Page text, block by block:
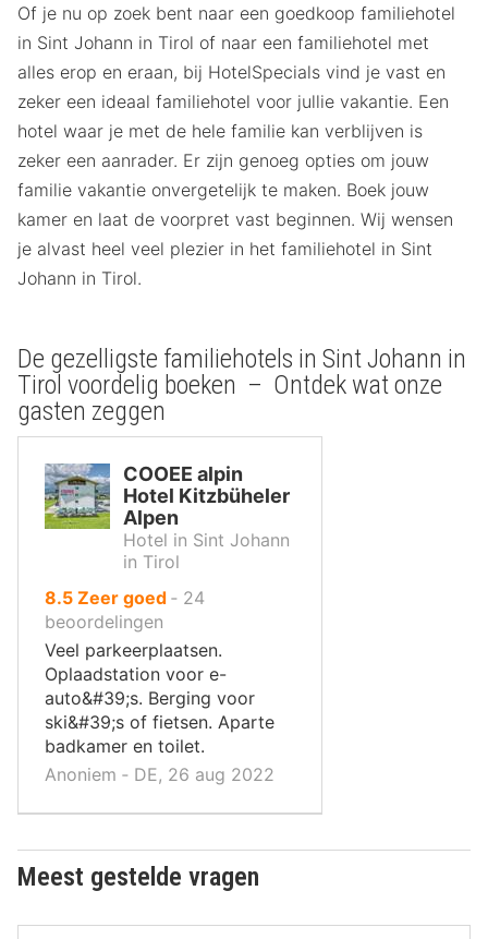
Of je nu op zoek bent naar een goedkoop familiehotel
in Sint Johann in Tirol of naar een familiehotel met
alles erop en eraan, bij HotelSpecials vind je vast en
zeker een ideaal familiehotel voor jullie vakantie. Een
hotel waar je met de hele familie kan verblijven is
zeker een aanrader. Er zijn genoeg opties om jouw
familie vakantie onvergetelijk te maken. Boek jouw
kamer en laat de voorpret vast beginnen. Wij wensen
je alvast heel veel plezier in het familiehotel in Sint
Johann in Tirol.
De gezelligste familiehotels in Sint Johann in
Tirol voordelig boeken – Ontdek wat onze
gasten zeggen
COOEE alpin
Hotel Kitzbüheler
Alpen
Hotel in Sint Johann
in Tirol
8.5uit
10
,
Zeer goed ‐ 24
beoordelingen
Veel parkeerplaatsen.
Oplaadstation voor e-
auto&#39;s. Berging voor
ski&#39;s of fietsen. Aparte
badkamer en toilet.
Anoniem ‐ DE, 26 aug 2022
Meest gestelde vragen